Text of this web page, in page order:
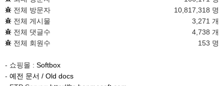
전체 방문자
10,817,318 명
전체 게시물
3,271 개
전체 댓글수
4,738 개
전체 회원수
153 명
- 쇼핑몰 : Softbox
- 예전 문서 / Old docs